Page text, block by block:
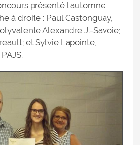
présenté l’automne
à droite : Paul Castonguay,
Alexandre J.-Savoie;
et Sylvie Lapointe,